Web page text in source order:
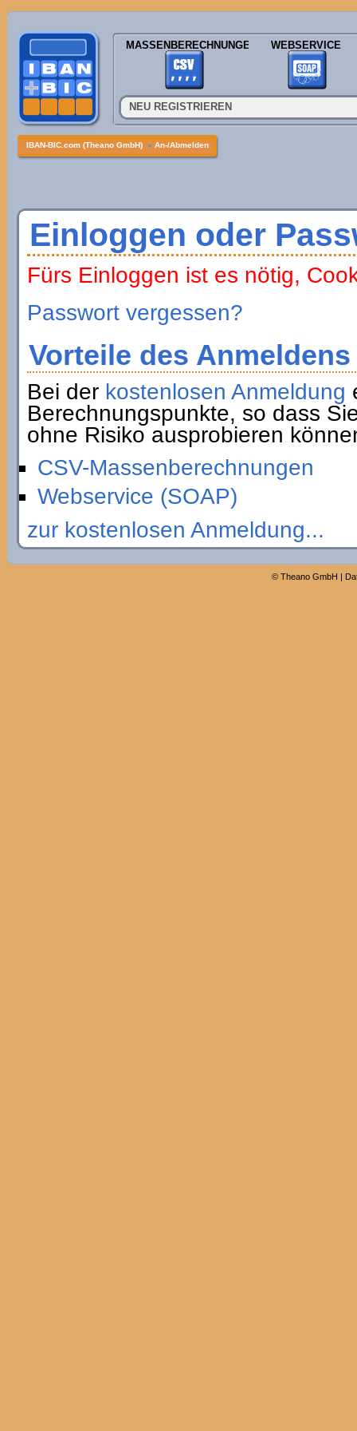
MASSENBERECHNUNGEN WEBSERVICE
NEU REGISTRIEREN
IBAN-BIC.com (Theano GmbH) » An-/Abmelden
Einloggen oder
Fürs Einloggen ist es nötig,
Passwort vergessen?
Vorteile des Anmeldens
Bei der kostenlosen Anmeldung
Berechnungspunkte, so dass
ohne Risiko ausprobieren
CSV-Massenberechnungen
Webservice (SOAP)
zur kostenlosen Anmeldung...
© Theano GmbH |